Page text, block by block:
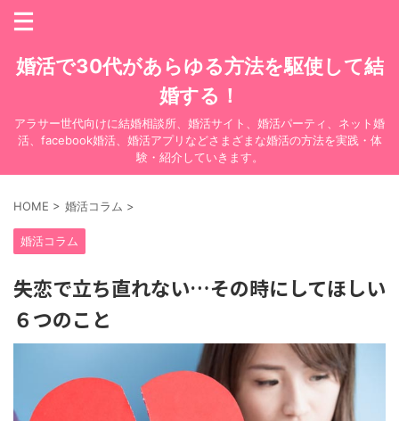
婚活で30代があらゆる方法を駆使して結
婚する！
アラサー世代向けに結婚相談所、婚活サイト、婚活パーティ、ネット婚
活、facebook婚活、婚活アプリなどさまざまな婚活の方法を実践・体
験・紹介していきます。
HOME > 婚活コラム >
婚活コラム
失恋で立ち直れない…その時にしてほしい
６つのこと